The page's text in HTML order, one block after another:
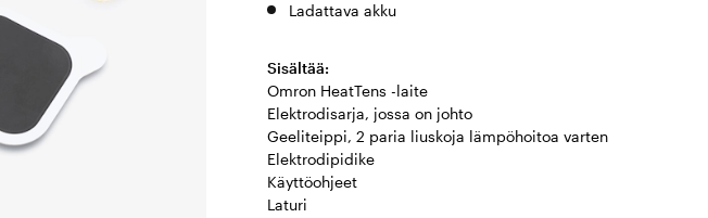
Ladattava akku
Sisältää:
Omron HeatTens -laite
Elektrodisarja, jossa on johto
Geeliteippi, 2 paria liuskoja lämpöhoitoa varten
Elektrodipidike
Käyttöohjeet
Laturi